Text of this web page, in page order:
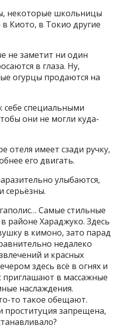
некоторые школьницы
Киото, в Токио другие
не заметит ни один
в глаза. Ну,
огурцы продаются на
специальными
они не могли куда-
отеля имеет сзади ручку,
его двигать.
улыбаются,
серьёзны.
Самые стильные
районе Хараджуко. Здесь
в кимоно, зато парад
недалеко
и красных
здесь всё в огнях и
приглашают в массажные
наслаждения.
то такое обещают.
запрещена,